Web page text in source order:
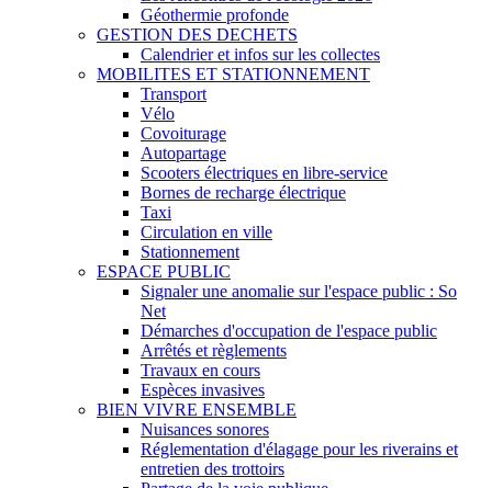
Géothermie profonde
GESTION DES DECHETS
Calendrier et infos sur les collectes
MOBILITES ET STATIONNEMENT
Transport
Vélo
Covoiturage
Autopartage
Scooters électriques en libre-service
Bornes de recharge électrique
Taxi
Circulation en ville
Stationnement
ESPACE PUBLIC
Signaler une anomalie sur l'espace public : So
Net
Démarches d'occupation de l'espace public
Arrêtés et règlements
Travaux en cours
Espèces invasives
BIEN VIVRE ENSEMBLE
Nuisances sonores
Réglementation d'élagage pour les riverains et
entretien des trottoirs